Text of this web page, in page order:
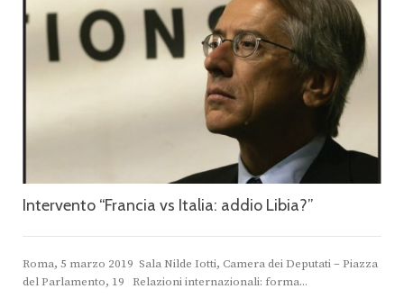
Intervento “Francia vs Italia: addio Libia?”
Roma, 5 marzo 2019 Sala Nilde Iotti, Camera dei Deputati – Piazza
del Parlamento, 19 Relazioni internazionali: forma...